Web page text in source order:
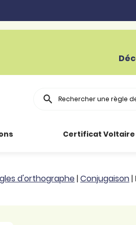
Rechercher
Certificat Voltaire
d'orthographe|Conjugaison|